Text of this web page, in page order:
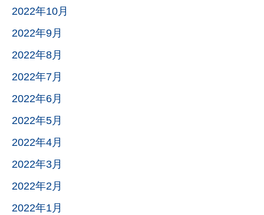
2022年10月
2022年9月
2022年8月
2022年7月
2022年6月
2022年5月
2022年4月
2022年3月
2022年2月
2022年1月